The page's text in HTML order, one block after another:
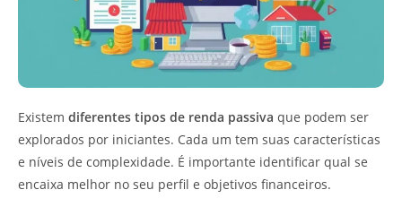
Existem diferentes tipos de renda passiva que podem ser
explorados por iniciantes. Cada um tem suas características
e níveis de complexidade. É importante identificar qual se
encaixa melhor no seu perfil e objetivos financeiros.